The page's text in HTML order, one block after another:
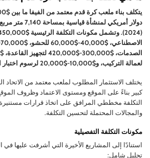
دولار أمريكي
لعمالة التركيب، و$10,000-$20,000 لرسوم اختبار الفيفا.
يختلف الاستثمار المطلوب لملعب معتمد من الاتحاد
كبير بناءً على الموقع ومستوى الاعتماد وظروف
التكلفة مخططي المرافق على اتخاذ قرارات
والمجالات المحتملة لتحسين التكلفة.
مكونات التكلفة التفصيلية
استنادًا إلى المشاريع الأخيرة التي أشرفت عليها في
تحليل شامل: